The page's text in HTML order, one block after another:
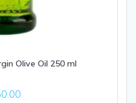
Olive Oil 250 ml